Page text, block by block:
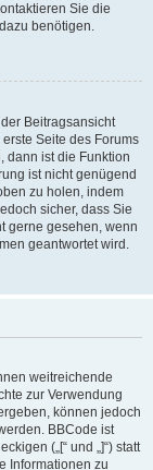
Sie die
benötigen.
Beitragsansicht
Seite des Forums
dann ist die Funktion
ist nicht genügend
zu holen, indem
sicher, dass Sie
gerne gesehen, wenn
geantwortet wird.
weitreichende
zur Verwendung
können jedoch
BBCode ist
(„[“ und „]“) statt
Informationen zu